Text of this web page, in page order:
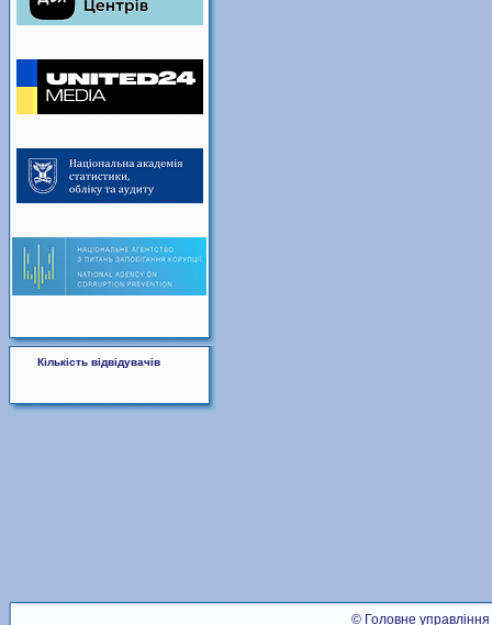
Кількість відвідувачів
© Головне управління